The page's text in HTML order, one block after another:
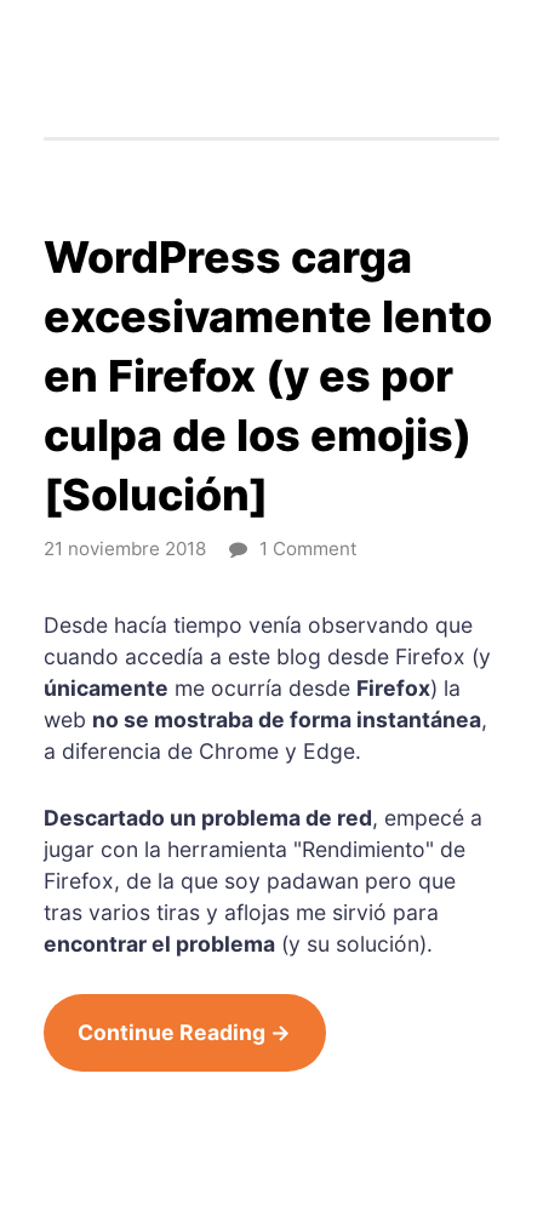
WordPress carga
excesivamente lento
en Firefox (y es por
culpa de los emojis)
[Solución]
21 noviembre 2018 1 Comment
Desde hacía tiempo venía observando que
cuando accedía a este blog desde Firefox (y
únicamente me ocurría desde Firefox) la
web no se mostraba de forma instantánea,
a diferencia de Chrome y Edge.
Descartado un problema de red, empecé a
jugar con la herramienta "Rendimiento" de
Firefox, de la que soy padawan pero que
tras varios tiras y aflojas me sirvió para
encontrar el problema(y su solución).
Continue Reading →